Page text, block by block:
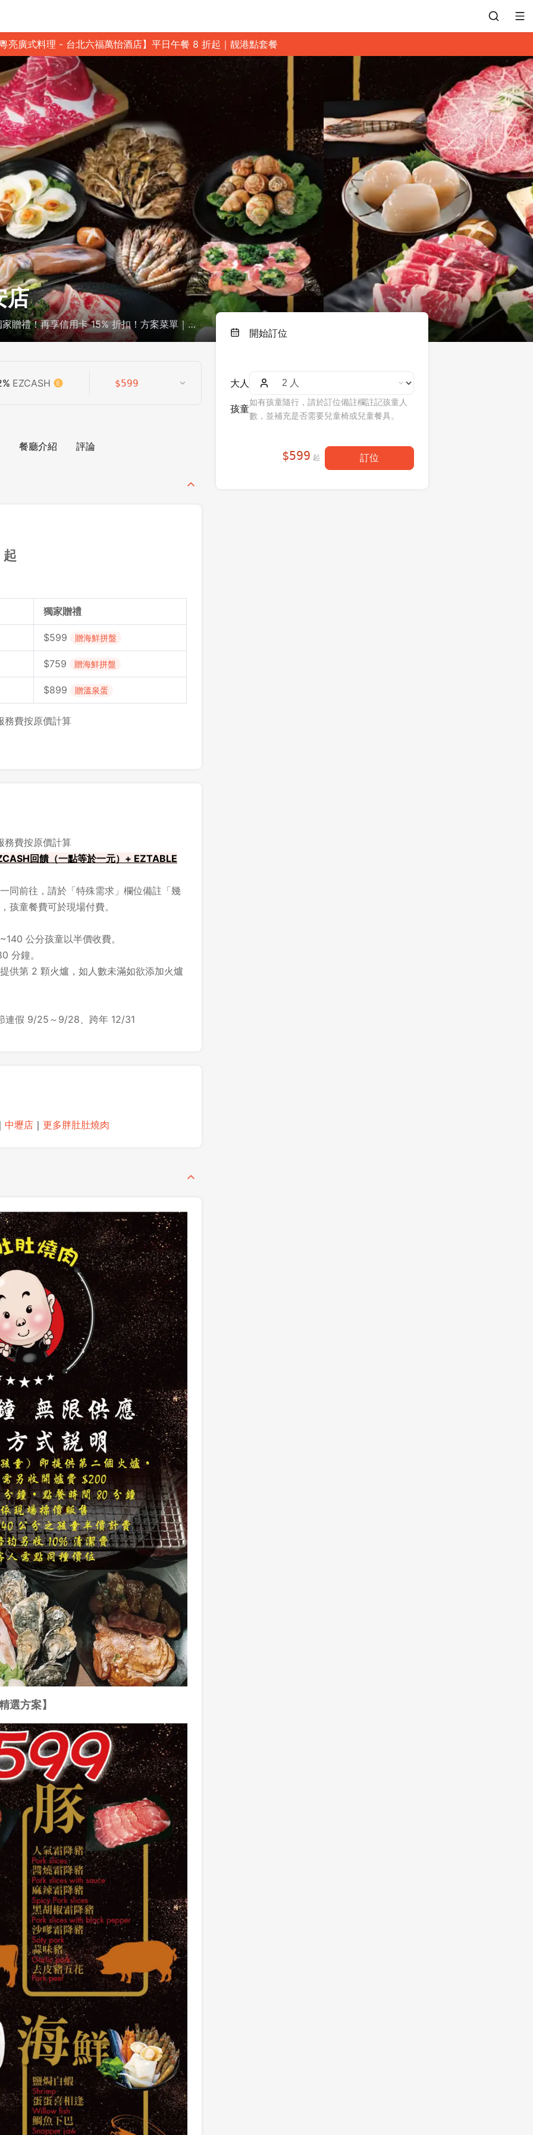
訂位紀錄
餐廳客服
常見問題
EZTABLE 禮物卡
餐廳合作
亮廣式料理 - 台北六福萬怡酒店】平日午餐 8 折起｜靓港點套餐
店
贈禮！再享信用卡 15% 折扣！方案菜單｜用
% EZCASH $599
餐廳介紹 評論
獨家贈禮
$599 贈海鮮拼盤
$759 贈海鮮拼盤
$899 贈溫泉蛋
務費按原價計算
務費按原價計算
回饋（一點等於一元）+ EZTABLE
同前往，請於「特殊需求」欄位備註「幾
孩童餐費可於現場付費。
公分孩童以半價收費。
分鐘。
供第 2 顆火爐，如人數未滿如欲添加火爐
連假 9/25～9/28、跨年 12/31
中壢店 ｜ 更多胖肚肚燒肉
選方案】
開始訂位
大人
孩童
如有孩童隨行，請於訂位備註欄註記孩童人
數，並補充是否需要兒童椅或兒童餐具。
$599 起 訂位
登出
確定要登出嗎？
先不要